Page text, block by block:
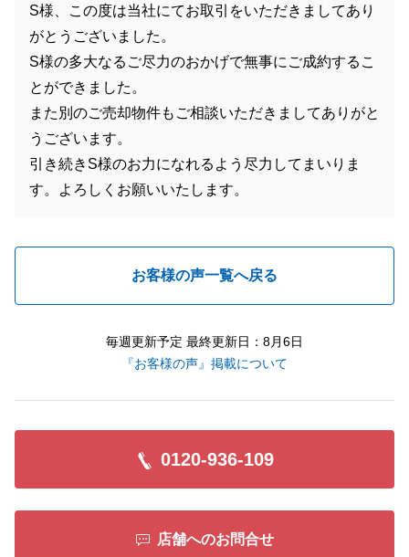
S様、この度は当社にてお取引をいただきましてあり
がとうございました。
S様の多大なるご尽力のおかげで無事にご成約するこ
とができました。
また別のご売却物件もご相談いただきましてありがと
うございます。
引き続きS様のお力になれるよう尽力してまいりま
す。よろしくお願いいたします。
お客様の声一覧へ戻る
毎週更新予定 最終更新日：8月6日
『お客様の声』掲載について
0120-936-109
店舗へのお問合せ